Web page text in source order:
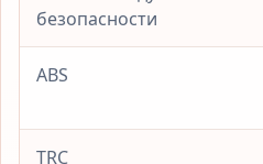
безопасности
ABS
TRC